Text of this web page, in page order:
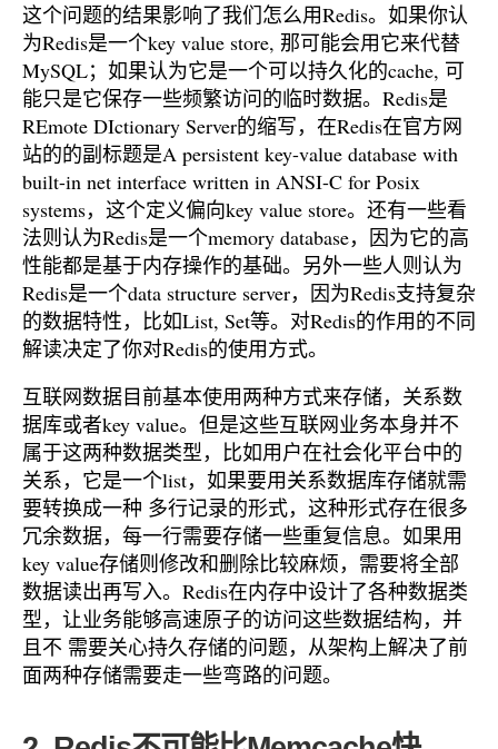
这个问题的结果影响了我们怎么用Redis。如果你认
为Redis是一个key value store, 那可能会用它来代替
MySQL；如果认为它是一个可以持久化的cache, 可
能只是它保存一些频繁访问的临时数据。Redis是
REmote DIctionary Server的缩写，在Redis在官方网
站的的副标题是A persistent key-value database with
built-in net interface written in ANSI-C for Posix
systems，这个定义偏向key value store。还有一些看
法则认为Redis是一个memory database，因为它的高
性能都是基于内存操作的基础。另外一些人则认为
Redis是一个data structure server，因为Redis支持复杂
的数据特性，比如List, Set等。对Redis的作用的不同
解读决定了你对Redis的使用方式。
互联网数据目前基本使用两种方式来存储，关系数
据库或者key value。但是这些互联网业务本身并不
属于这两种数据类型，比如用户在社会化平台中的
关系，它是一个list，如果要用关系数据库存储就需
要转换成一种 多行记录的形式，这种形式存在很多
冗余数据，每一行需要存储一些重复信息。如果用
key value存储则修改和删除比较麻烦，需要将全部
数据读出再写入。Redis在内存中设计了各种数据类
型，让业务能够高速原子的访问这些数据结构，并
且不 需要关心持久存储的问题，从架构上解决了前
面两种存储需要走一些弯路的问题。